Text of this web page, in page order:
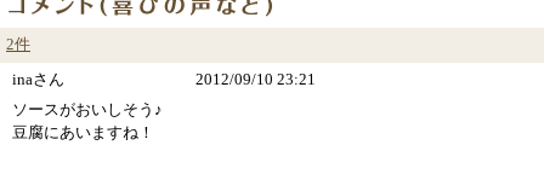
2件
inaさん
2012/09/10 23:21
ソースがおいしそう♪
豆腐にあいますね！